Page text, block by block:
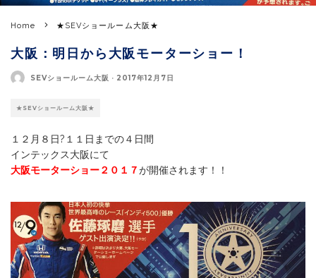
Home ★SEVショールーム大阪★
大阪：明日から大阪モーターショー！
SEVショールーム大阪 · 2017年12月7日
★SEVショールーム大阪★
１２月８日?１１日までの４日間
インテックス大阪にて
大阪モーターショー２０１７が開催されます！！